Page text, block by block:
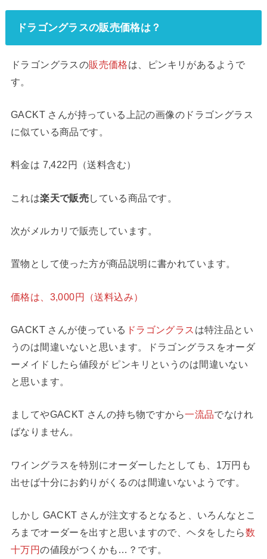
ドラゴングラスの販売価格は？
ドラゴングラスの販売価格は、ピンキリがあるようで
す。
GACKT さんが持っている上記の画像のドラゴングラス
に似ている商品です。
料金は 7,422円（送料含む）
これは楽天で販売している商品です。
次がメルカリで販売しています。
置物として使った方が商品説明に書かれています。
価格は、3,000円（送料込み）
GACKT さんが使っている ドラゴングラス は特注品とい
うのは間違いないと思います。ドラゴングラスをオーダ
ーメイドしたら値段が ピンキリというのは間違いない
と思います。
ましてやGACKT さんの持ち物ですから一流品でなけれ
ばなりません。
ワイングラスを特別にオーダーしたとしても、1万円も
出せば十分にお釣りがくるのは間違いないようです。
しかし GACKT さんが注文するとなると、いろんなとこ
ろまでオーダーを出すと思いますので、ヘタをしたら数
十万円の値段がつくかも…？です。